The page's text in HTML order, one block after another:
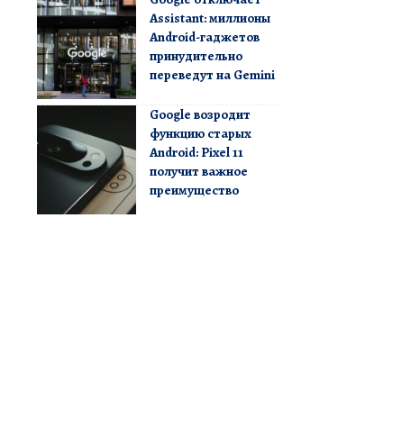
Assistant: миллионы
Android-гаджетов
принудительно
переведут на Gemini
Google возродит
функцию старых
Android: Pixel 11
получит важное
преимущество